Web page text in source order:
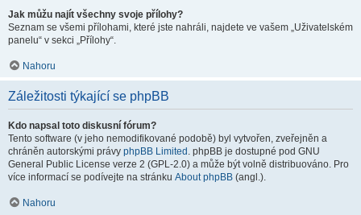
Jak můžu najít všechny svoje přílohy?
Seznam se všemi přílohami, které jste nahráli, najdete ve vašem „Uživatelském
panelu“ v sekci „Přílohy“.
Nahoru
Záležitosti týkající se phpBB
Kdo napsal toto diskusní fórum?
Tento software (v jeho nemodifikované podobě) byl vytvořen, zveřejněn a
chráněn autorskými právy phpBB Limited . phpBB je dostupné pod GNU
General Public License verze 2 (GPL-2.0) a může být volně distribuováno. Pro
více informací se podívejte na stránku About phpBB (angl.).
Nahoru